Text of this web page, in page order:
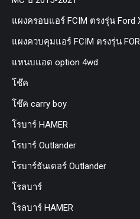
แผงครอบแอร์ FCIM ตรงรุ่น Ford
แผงควบคุมแอร์ FCIM ตรงรุ่น
แหนบแอด option 4wd
โช๊ค
โช๊ค carry boy
โรบาร์ HAMER
โรบาร์ Outlander
โรบาร์ธันเดอร์ Outlander
โรลบาร์
โรลบาร์ HAMER